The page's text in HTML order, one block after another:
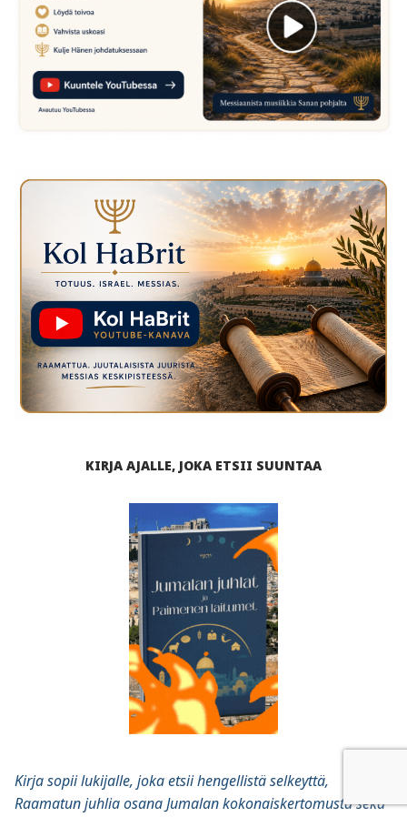
KIRJA AJALLE, JOKA ETSII SUUNTAA
Kirja sopii lukijalle, joka etsii hengellistä selkeyttä,
Raamatun juhlia osana Jumalan kokonaiskertomusta sekä